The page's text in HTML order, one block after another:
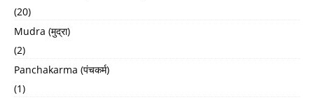
(20)
Mudra (मुद्रा)
(2)
Panchakarma (पंचकर्म)
(1)